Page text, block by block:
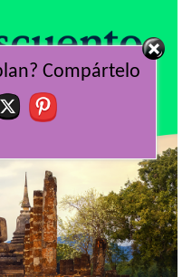
Compártelo